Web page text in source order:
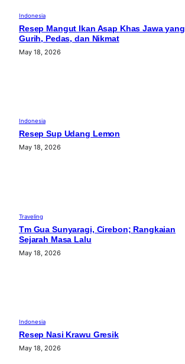
Indonesia
Resep Mangut Ikan Asap Khas Jawa yang
Gurih, Pedas, dan Nikmat
May 18, 2026
Indonesia
Resep Sup Udang Lemon
May 18, 2026
Traveling
Tm Gua Sunyaragi, Cirebon; Rangkaian
Sejarah Masa Lalu
May 18, 2026
Indonesia
Resep Nasi Krawu Gresik
May 18, 2026